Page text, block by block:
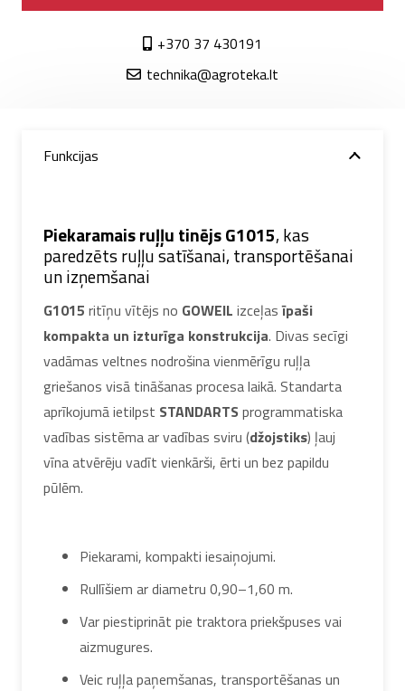
+370 37 430191
technika@agroteka.lt
Funkcijas
Piekaramais ruļļu tinējs G1015, kas
paredzēts ruļļu satīšanai, transportēšanai
un izņemšanai
G1015 ritīņu vītējs no GOWEIL izceļasīpaši
kompakta un izturīga konstrukcija. Divas secīgi
vadāmas veltnes nodrošina vienmērīgu ruļļa
griešanos visā tināšanas procesa laikā. Standarta
aprīkojumā ietilpst STANDARTS programmatiska
vadības sistēma ar vadības sviru (džojstiks) ļauj
vīna atvērēju vadīt vienkārši, ērti un bez papildu
pūlēm.
Piekarami, kompakti iesaiņojumi.
Rullīšiem ar diametru 0,90–1,60 m.
Var piestiprināt pie traktora priekšpuses vai
aizmugures.
Veic ruļļa paņemšanas, transportēšanas un